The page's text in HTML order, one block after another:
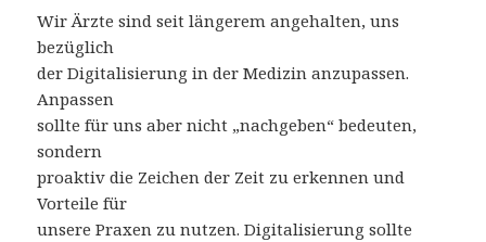
Wir Ärzte sind seit längerem angehalten, uns
bezüglich
der Digitalisierung in der Medizin anzupassen.
Anpassen
sollte für uns aber nicht „nachgeben“ bedeuten,
sondern
proaktiv die Zeichen der Zeit zu erkennen und
Vorteile für
unsere Praxen zu nutzen. Digitalisierung sollte